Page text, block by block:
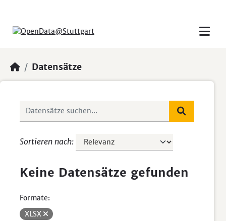
Datensätze
Sortieren nach
Keine Datensätze gefunden
Formate:
XLSX